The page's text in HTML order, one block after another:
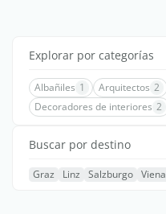
Explorar por categorías
Albañiles 1 Arquitectos 2
Decoradores de interiores 2
Buscar por destino
Graz Linz Salzburgo Viena